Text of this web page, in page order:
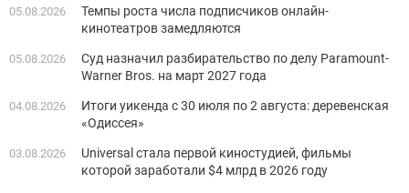
05.08.2026
Темпы роста числа подписчиков онлайн-
кинотеатров замедляются
05.08.2026
Суд назначил разбирательство по делу Paramount-
Warner Bros. на март 2027 года
04.08.2026
Итоги уикенда с 30 июля по 2 августа: деревенская
«Одиссея»
03.08.2026
Universal стала первой киностудией, фильмы
которой заработали $4 млрд в 2026 году